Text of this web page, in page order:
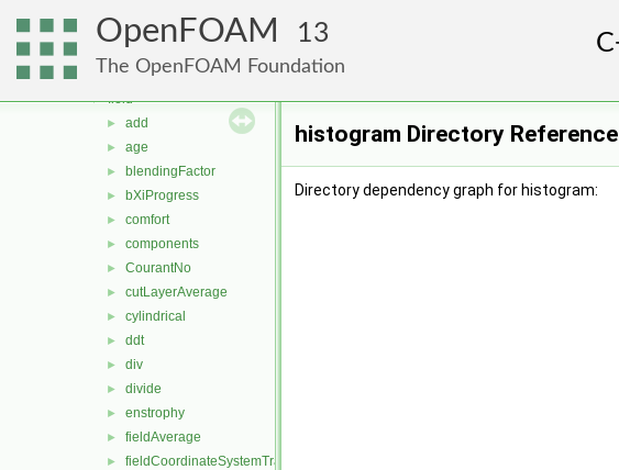
OpenFOAM 13
The OpenFOAM Foundation
fileFormats
finiteVolume
functionObjects
▼ field
► add
► age
► blendingFactor
► bXiProgress
► comfort
► components
► CourantNo
► cutLayerAverage
► cylindrical
► ddt
► div
► divide
► enstrophy
► fieldAverage
► fieldCoordinateSystemTransform
histogram Directory Reference
Directory dependency graph for histogram: